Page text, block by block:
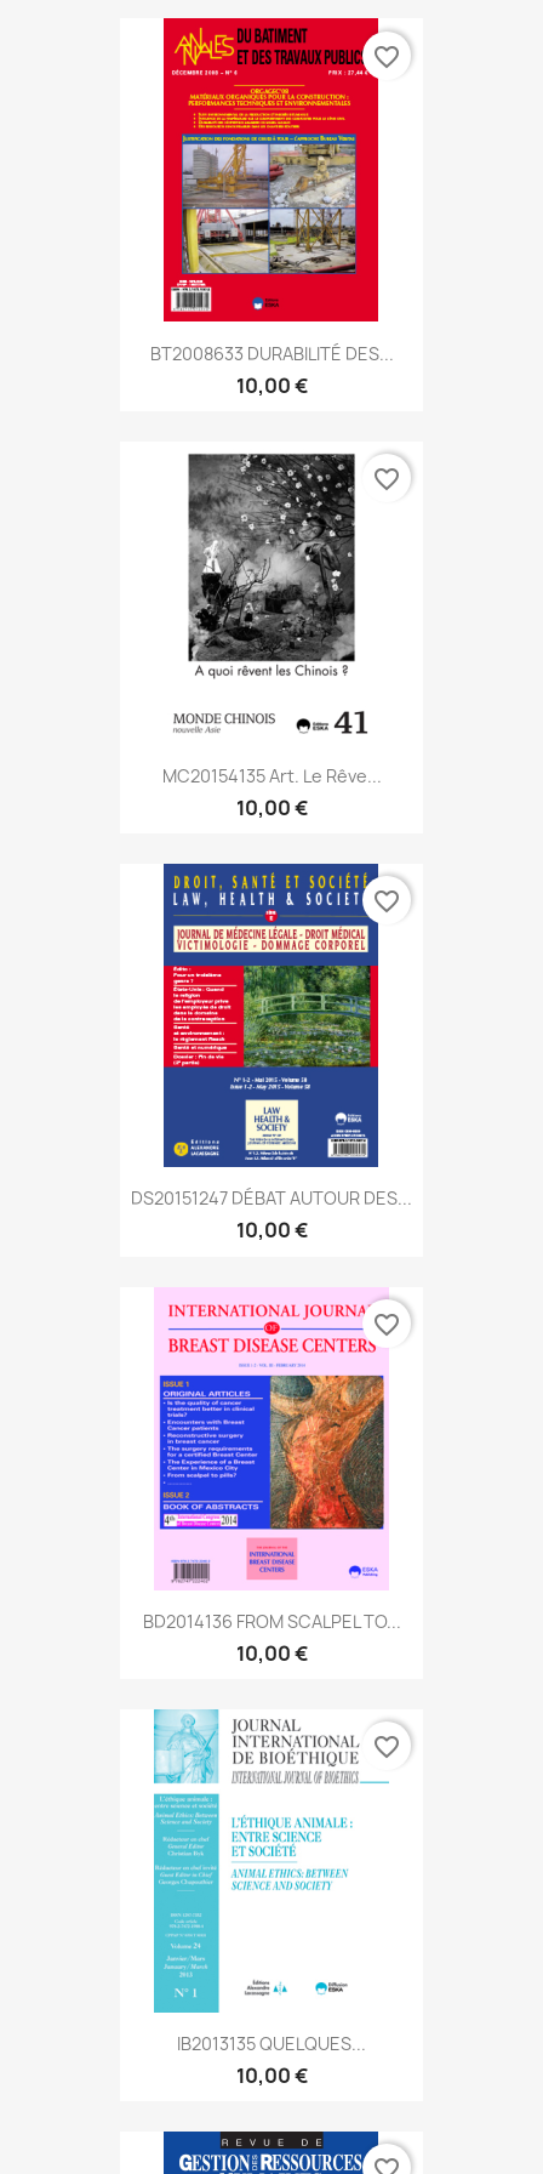
BT2008633 DURABILITÉ DES...
10,00 €
favorite_border
MC20154135 Art. Le Rêve...
10,00 €
favorite_border
DS20151247 DÉBAT AUTOUR DES...
10,00 €
favorite_border
BD2014136 FROM SCALPEL TO...
10,00 €
favorite_border
IB2013135 QUELQUES...
10,00 €
favorite_border